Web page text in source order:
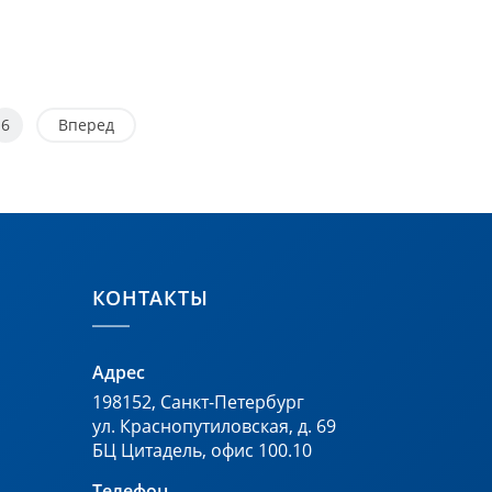
6 Вперед
КОНТАКТЫ
Адрес
198152, Санкт-Петербург
ул. Краснопутиловская, д. 69
БЦ Цитадель, офис 100.10